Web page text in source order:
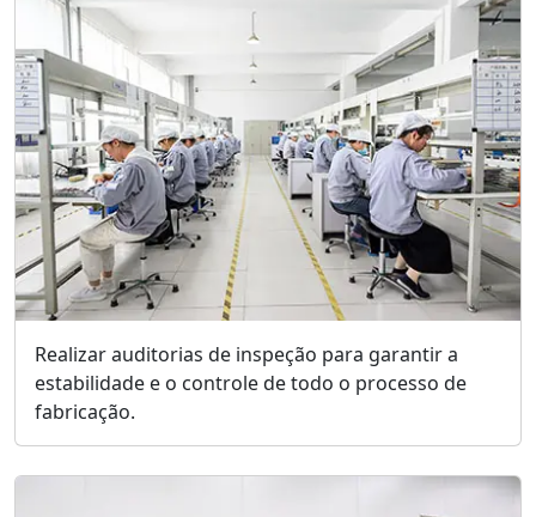
Realizar auditorias de inspeção para garantir a
estabilidade e o controle de todo o processo de
fabricação.